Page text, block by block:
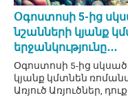
Օգոստոսի 5-ից
նշանների կյանք
երջանկությունը․․․
Օգոստոսի 5-ից
կյանք կմտնեն
Առյուծ Առյուծներ, դուք